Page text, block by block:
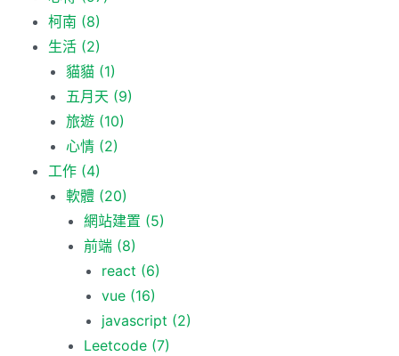
柯南 (8)
生活 (2)
貓貓 (1)
五月天 (9)
旅遊 (10)
心情 (2)
工作 (4)
軟體 (20)
網站建置 (5)
前端 (8)
react (6)
vue (16)
javascript (2)
Leetcode (7)